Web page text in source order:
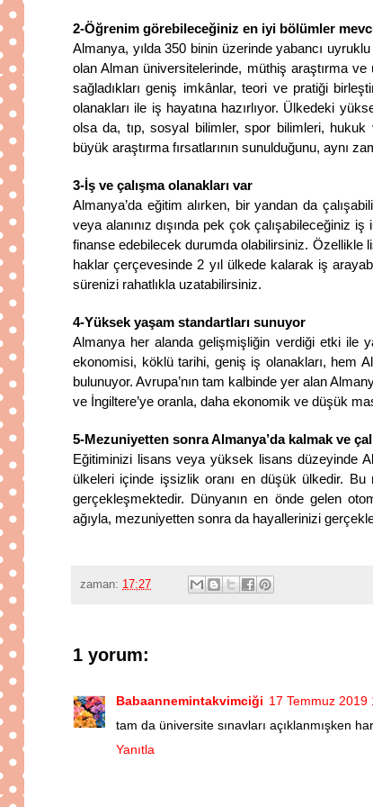
2-Öğrenim görebileceğiniz en iyi bölümler
Almanya, yılda 350 binin üzerinde yabancı
olan Alman üniversitelerinde, müthiş araştırma
sağladıkları geniş imkânlar, teori ve pratiği
olanakları ile iş hayatına hazırlıyor. Ülkedeki
olsa da, tıp, sosyal bilimler, spor bilimleri,
büyük araştırma fırsatlarının sunulduğunu, aynı
3-İş ve çalışma olanakları var
Almanya’da eğitim alırken, bir yandan da
veya alanınız dışında pek çok çalışabileceğiniz
finanse edebilecek durumda olabilirsiniz. Özellikle
haklar çerçevesinde 2 yıl ülkede kalarak iş
sürenizi rahatlıkla uzatabilirsiniz.
4-Yüksek yaşam standartları sunuyor
Almanya her alanda gelişmişliğin verdiği etki ile
ekonomisi, köklü tarihi, geniş iş olanakları, hem
bulunuyor. Avrupa’nın tam kalbinde yer alan
ve İngiltere’ye oranla, daha ekonomik ve düşük
5-Mezuniyetten sonra Almanya’da kalmak ve
Eğitiminizi lisans veya yüksek lisans düzeyinde
ülkeleri içinde işsizlik oranı en düşük ülkedir.
gerçekleşmektedir. Dünyanın en önde gelen
ağıyla, mezuniyetten sonra da hayallerinizi
zaman: 17:27
1 yorum:
Babaannemintakvimciği 17 Temmuz 2019
tam da üniversite sınavları açıklanmışken
Yanıtla